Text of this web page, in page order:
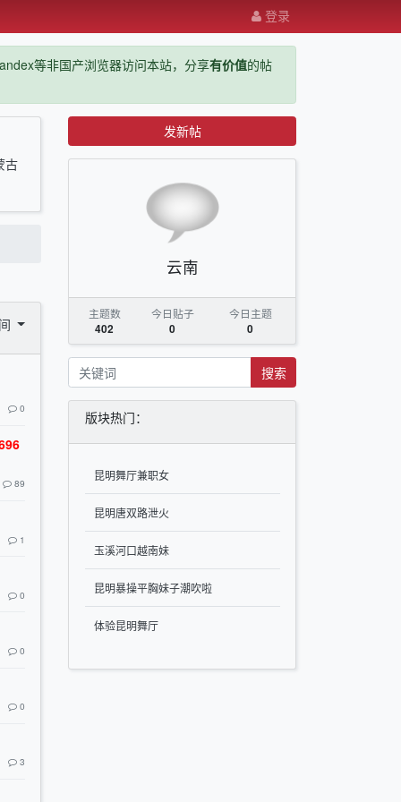
登录
等非国产浏览器访问本站，分享有价值的帖
古
0
89
1
0
0
0
3
发新帖
云南
主题数
402
今日贴子
0
今日主题
0
搜索
版块热门：
昆明舞厅兼职女
昆明唐双路泄火
玉溪河口越南妹
昆明暴操平胸妹子潮吹啦
体验昆明舞厅